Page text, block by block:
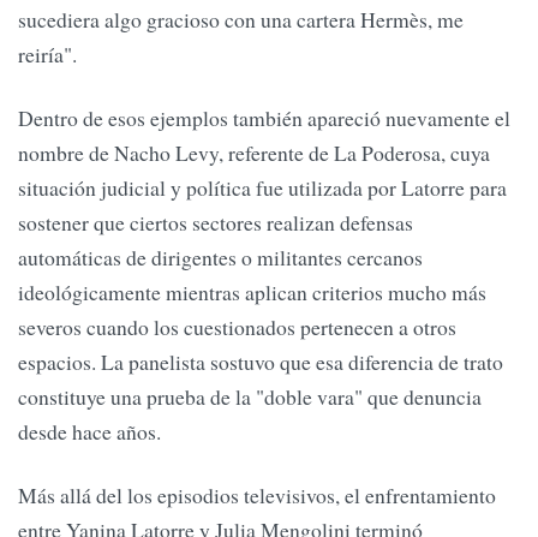
sucediera algo gracioso con una cartera Hermès, me
reiría".
Dentro de esos ejemplos también apareció nuevamente el
nombre de Nacho Levy, referente de La Poderosa, cuya
situación judicial y política fue utilizada por Latorre para
sostener que ciertos sectores realizan defensas
automáticas de dirigentes o militantes cercanos
ideológicamente mientras aplican criterios mucho más
severos cuando los cuestionados pertenecen a otros
espacios. La panelista sostuvo que esa diferencia de trato
constituye una prueba de la "doble vara" que denuncia
desde hace años.
Más allá del los episodios televisivos, el enfrentamiento
entre Yanina Latorre y Julia Mengolini terminó